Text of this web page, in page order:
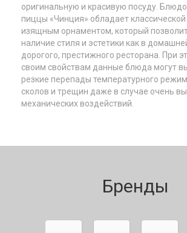
оригинальную и красивую посуду.
пиццы «Чинция» обладает
изящным орнаментом, который
наличие стиля и эстетики как в
дорогого, престижного ресторана. При
своим свойствам данные блюда могут
резкие перепады температурного
сколов и трещин даже в случае очень
механических воздействий.
Бренды